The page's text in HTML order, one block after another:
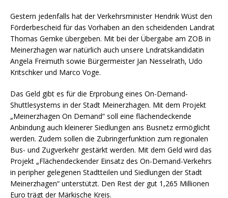
Gestern jedenfalls hat der Verkehrsminister Hendrik Wüst den
Förderbescheid für das Vorhaben an den scheidenden Landrat
Thomas Gemke übergeben. Mit bei der Übergabe am ZOB in
Meinerzhagen war natürlich auch unsere Lndratskandidatin
Angela Freimuth sowie Bürgermeister Jan Nesselrath, Udo
Kritschker und Marco Voge.
Das Geld gibt es für die Erprobung eines On-Demand-
Shuttlesystems in der Stadt Meinerzhagen. Mit dem Projekt
„Meinerzhagen On Demand“ soll eine flächendeckende
Anbindung auch kleinerer Siedlungen ans Busnetz ermöglicht
werden. Zudem sollen die Zubringerfunktion zum regionalen
Bus- und Zugverkehr gestärkt werden. Mit dem Geld wird das
Projekt „Flächendeckender Einsatz des On-Demand-Verkehrs
in peripher gelegenen Stadtteilen und Siedlungen der Stadt
Meinerzhagen“ unterstützt. Den Rest der gut 1,265 Millionen
Euro trägt der Märkische Kreis.